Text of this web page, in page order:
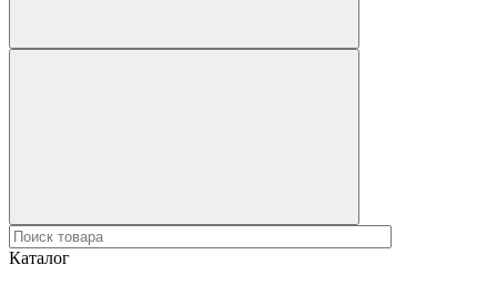
Каталог